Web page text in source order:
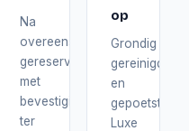
Na
overeenstemming
gereserveerd
met
bevestiging
ter
op
Grondig
gereinigd
en
gepoetst.
Luxe